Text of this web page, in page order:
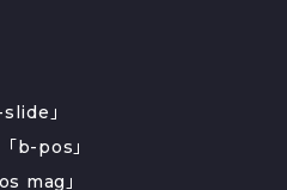
」
b-pos」
mag」